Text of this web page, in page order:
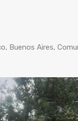
Buenos Aires,